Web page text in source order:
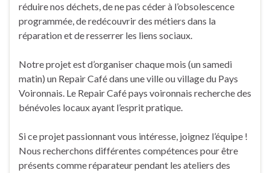
réduire nos déchets, de ne pas céder à l’obsolescence
programmée, de redécouvrir des métiers dans la
réparation et de resserrer les liens sociaux.
Notre projet est d’organiser chaque mois (un samedi
matin) un Repair Café dans une ville ou village du Pays
Voironnais. Le Repair Café pays voironnais recherche des
bénévoles locaux ayant l’esprit pratique.
Si ce projet passionnant vous intéresse, joignez l’équipe !
Nous recherchons différentes compétences pour être
présents comme réparateur pendant les ateliers des